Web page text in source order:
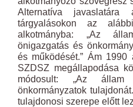
Alternatíva javaslatára
tárgyalásokon az
alkotmányba: „Az
önigazgatás és
és működését.” Ám
SZDSZ megállapodása
módosult: „Az
önkormányzatok
tulajdonosi szerepe előtt